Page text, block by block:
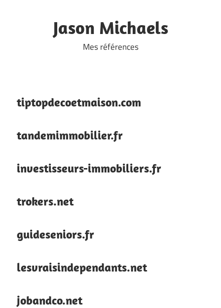
Jason Michaels
Mes références
tiptopdecoetmaison.com
tandemimmobilier.fr
investisseurs-immobiliers.fr
trokers.net
guideseniors.fr
lesvraisindependants.net
jobandco.net